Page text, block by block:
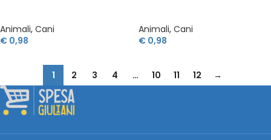
Animali, Cani
€ 0,98
Animali, Cani
€ 0,98
1 2 3 4 … 10 11 12 →